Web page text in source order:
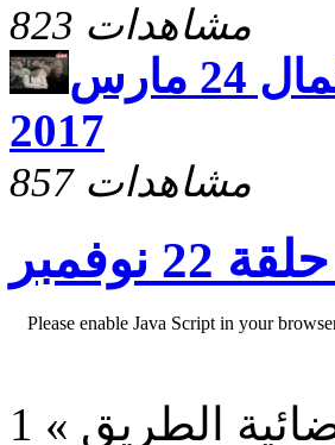
823 مشاهدات
اجتماع اولاد الله ابونا يؤانس كمال 24 مارس
2017
857 مشاهدات
نوفمبر
Please enable Java Script in your